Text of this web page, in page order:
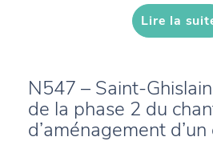
Lire la
N547 – Saint-
de la phase 2 du
d’aménagement